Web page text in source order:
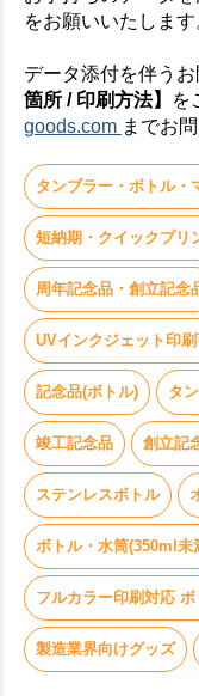
をお願いいたします
データ添付を伴うお
箇所 / 印刷方法】
を
goods.com までお
タンブラー・ボトル・
短納期・クイックプリ
周年記念品・創立記念
UVインクジェット印
記念品(ボトル) タ
竣工記念品 創立記
ステンレスボトル
ボトル・水筒(350ml未
フルカラー印刷対応
製造業界向けグッズ